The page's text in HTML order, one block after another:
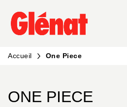
MENU RECHERCHE
PIED DE PAGE
Accueil One Piece
ONE PIECE